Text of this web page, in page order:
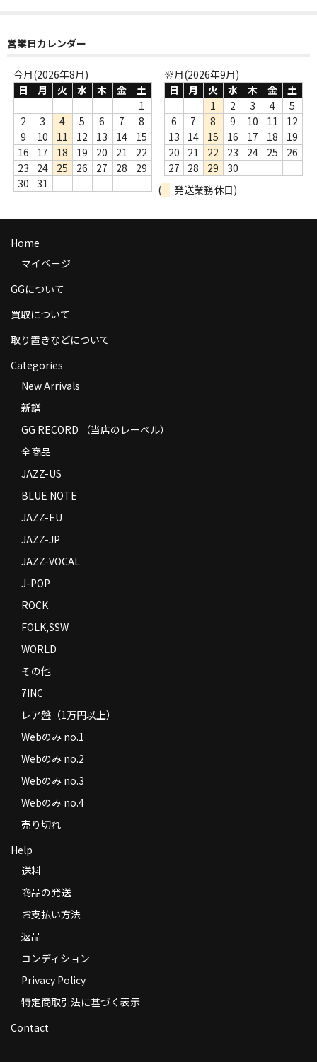
営業日カレンダー
今月(2026年8月)
日
月 火 水 木 金
土
1
2
3 4 5 6 7
8
9
10 11 12 13 14
15
16
17 18 19 20 21
22
23
24 25 26 27 28
29
30
31
翌月(2026年9月)
日
月 火 水 木 金
土
1
2 3 4
5
6
7 8 9 10 11
12
13
14 15 16 17 18
19
20
21 22 23 24 25
26
27
28 29
30
(
発送業務休日)
Home
マイページ
GGについて
買取について
取り置きなどについて
Categories
New Arrivals
新譜
GG RECORD （当店のレーベル）
全商品
JAZZ-US
BLUE NOTE
JAZZ-EU
JAZZ-JP
JAZZ-VOCAL
J-POP
ROCK
FOLK,SSW
WORLD
その他
7INC
レア盤（1万円以上）
Webのみ no.1
Webのみ no.2
Webのみ no.3
Webのみ no.4
売り切れ
Help
送料
商品の発送
お支払い方法
返品
コンディション
Privacy Policy
特定商取引法に基づく表示
Contact